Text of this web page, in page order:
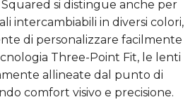
si distingue anche per
intercambiabili in diversi colori,
di personalizzare facilmente
Three-Point Fit, le lenti
allineate dal punto di
comfort visivo e precisione.